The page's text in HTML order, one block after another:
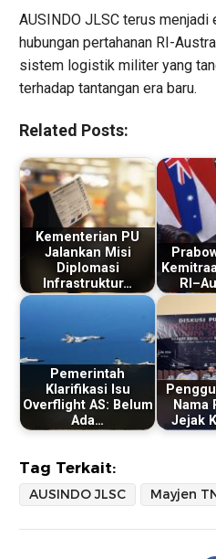
AUSINDO JLSC terus
hubungan pertahanan RI-
sistem logistik militer yang
terhadap tantangan era baru.
Related Posts:
Kementerian PU
Jalankan Misi
Diplomasi
Infrastruktur…
Pemerintah
Klarifikasi Isu
Overflight AS: Belum
Ada…
Nama
Jejak
Tag Terkait:
AUSINDO JLSC